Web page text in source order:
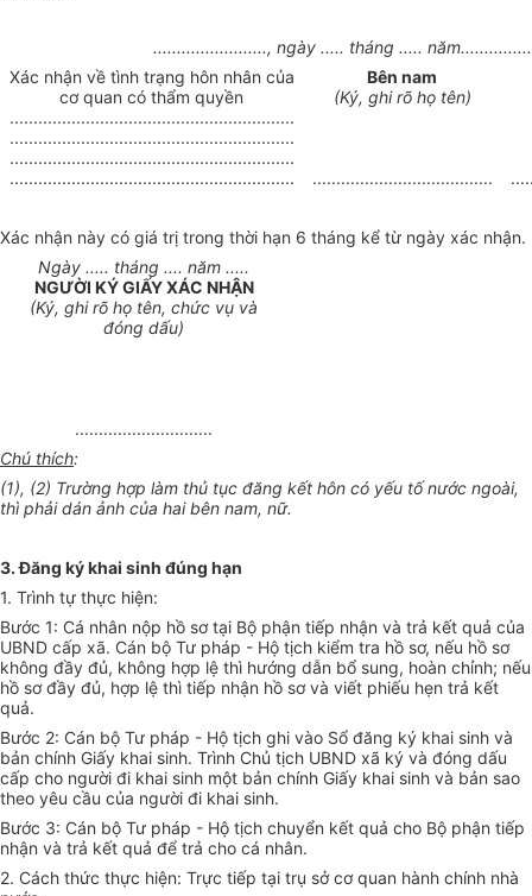
........................, ngày ..... tháng ..... năm...............
Xác nhận về tình trạng hôn nhân của
cơ quan có thẩm quyền
............................................................
............................................................
............................................................
............................................................
Bên nam
(Ký, ghi rõ họ tên)
......................................
Xác nhận này có giá trị trong thời hạn 6 tháng kể từ ngày xác nhận.
Ngày ..... tháng .... năm .....
NGƯỜI KÝ GIẤY XÁC NHẬN
(Ký, ghi rõ họ tên, chức vụ và
đóng dấu)
.............................
Chú thích:
(1), (2) Trường hợp làm thủ tục đăng kết hôn có yếu tố nước ngoài,
thì phải dán ảnh của hai bên nam, nữ.
3. Đăng ký khai sinh đúng hạn
1. Trình tự thực hiện:
Bước 1: Cá nhân nộp hồ sơ tại Bộ phận tiếp nhận và trả kết quả của
UBND cấp xã. Cán bộ Tư pháp - Hộ tịch kiểm tra hồ sơ, nếu hồ sơ
không đầy đủ, không hợp lệ thì hướng dẫn bổ sung, hoàn chỉnh; nếu
hồ sơ đầy đủ, hợp lệ thì tiếp nhận hồ sơ và viết phiếu hẹn trả kết
quả.
Bước 2: Cán bộ Tư pháp - Hộ tịch ghi vào Sổ đăng ký khai sinh và
bản chính Giấy khai sinh. Trình Chủ tịch UBND xã ký và đóng dấu
cấp cho người đi khai sinh một bản chính Giấy khai sinh và bản sao
theo yêu cầu của người đi khai sinh.
Bước 3: Cán bộ Tư pháp - Hộ tịch chuyển kết quả cho Bộ phận tiếp
nhận và trả kết quả để trả cho cá nhân.
2. Cách thức thực hiện: Trực tiếp tại trụ sở cơ quan hành chính nhà